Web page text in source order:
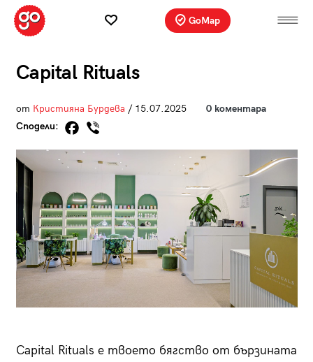
GoMap
Capital Rituals
от Кристияна Бурдева / 15.07.2025
0 коментара
Сподели:
Capital Rituals е твоето бягство от бързината